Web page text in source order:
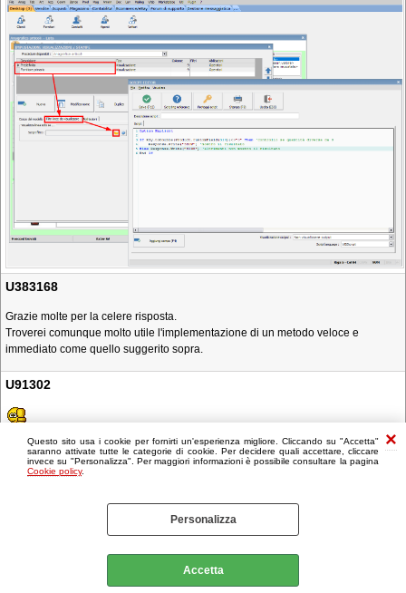
Questo sito usa i cookie per fornirti un'esperienza migliore. Cliccando su "Accetta"
saranno attivate tutte le categorie di cookie. Per decidere quali accettare, cliccare
invece su "Personalizza". Per maggiori informazioni è possibile consultare la pagina
Cookie policy.
Personalizza
Accetta
U383168
Grazie molte per la celere risposta.
Troverei comunque molto utile l'implementazione di un metodo veloce e
immediato come quello suggerito sopra.
U91302